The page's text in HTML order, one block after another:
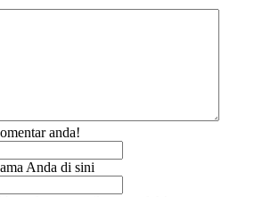
anda!
Anda di sini